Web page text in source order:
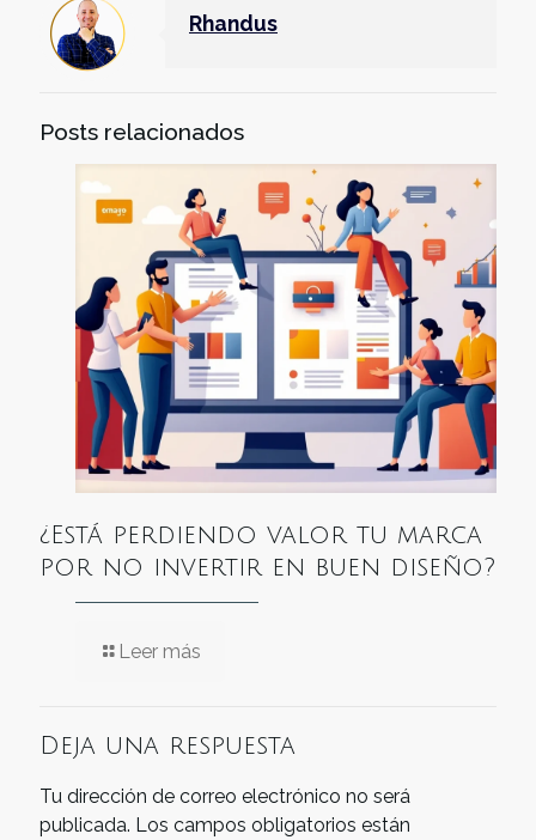
Rhandus
Posts relacionados
¿Está perdiendo valor tu marca
por no invertir en buen diseño?
Leer más
Deja una respuesta
Tu dirección de correo electrónico no será
publicada. Los campos obligatorios están